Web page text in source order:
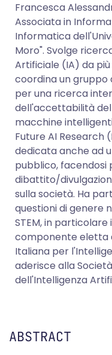
Francesca
Associata in
Informatica
Moro". Svolge
Artificiale (IA) da
coordina un gruppo
per una ricerca
dell'accettabilità
macchine
Future AI Research
dedicata anche ad
pubblico, facendosi
dibattito/
sulla società. Ha
questioni di genere
STEM, in particolare
componente eletta
Italiana per
aderisce alla
dell'Intelligenza
ABSTRACT